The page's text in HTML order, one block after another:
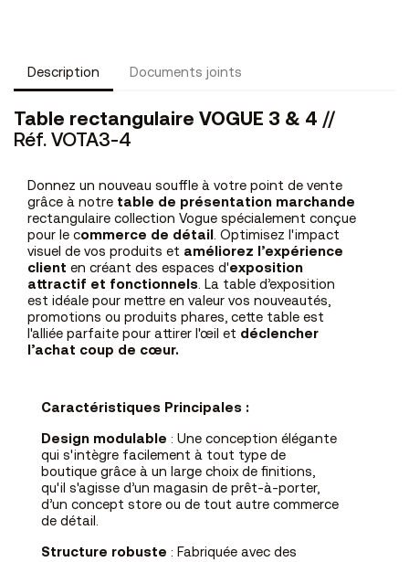
Description Documents joints
Table rectangulaire VOGUE 3 & 4 //
Réf. VOTA3-4
Donnez un nouveau souffle à votre point de vente
grâce à notre table de présentation marchande
rectangulaire collection Vogue spécialement conçue
pour le commerce de détail. Optimisez l'impact
visuel de vos produits et améliorez l’expérience
client en créant des espaces d'exposition
attractif et fonctionnels. La table d’exposition
est idéale pour mettre en valeur vos nouveautés,
promotions ou produits phares, cette table est
l'alliée parfaite pour attirer l'œil et déclencher
l’achat coup de cœur.
Caractéristiques Principales :
Design modulable : Une conception élégante
qui s'intègre facilement à tout type de
boutique grâce à un large choix de finitions,
qu'il s'agisse d’un magasin de prêt-à-porter,
d’un concept store ou de tout autre commerce
de détail.
Structure robuste : Fabriquée avec des